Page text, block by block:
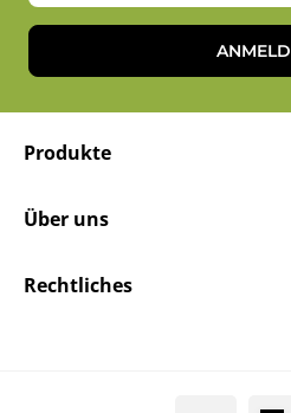
Produkte
Über uns
Rechtliches